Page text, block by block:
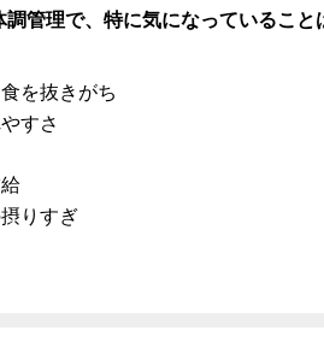
調管理で、特に気になっていること
を抜きがち
すさ
りすぎ